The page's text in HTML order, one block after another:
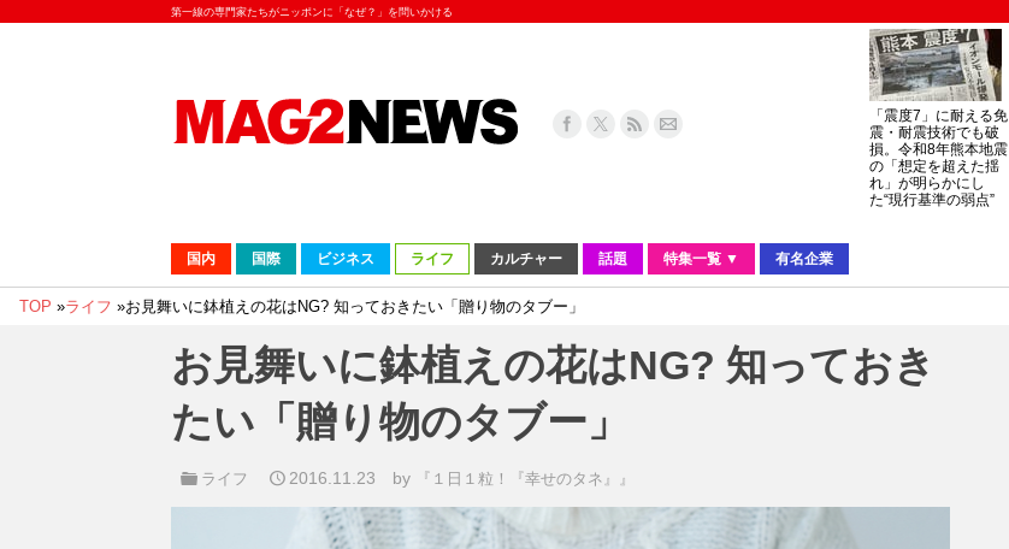
第一線の専門家たちがニッポンに「なぜ？」を問いかける
「震度7」に耐える免
震・耐震技術でも破
損。令和8年熊本地震
の「想定を超えた揺
れ」が明らかにし
た“現行基準の弱点”
国内 国際 ビジネス ライフ カルチャー 話題 特集一覧 ▼ 有名企業
TOP »ライフ »お見舞いに鉢植えの花はNG? 知っておきたい「贈り物のタブー」
お見舞いに鉢植えの花はNG? 知っておき
たい「贈り物のタブー」
ライフ 2016.11.23 by 『１日１粒！『幸せのタネ』』